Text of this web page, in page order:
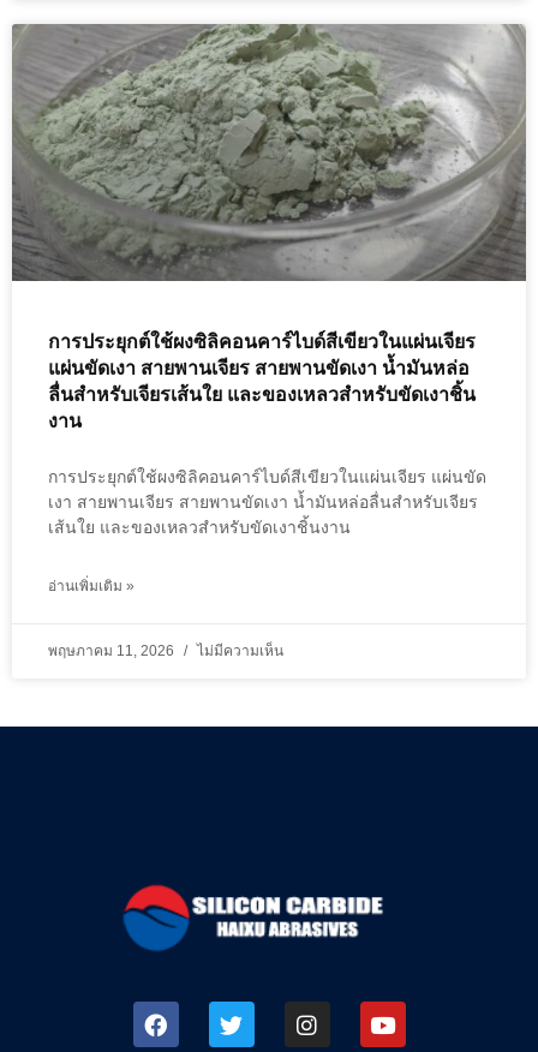
การประยุกต์ใช้ผงซิลิคอนคาร์ไบด์สีเขียวในแผ่นเจียร
แผ่นขัดเงา สายพานเจียร สายพานขัดเงา น้ำมันหล่อ
ลื่นสำหรับเจียรเส้นใย และของเหลวสำหรับขัดเงาชิ้น
งาน
การประยุกต์ใช้ผงซิลิคอนคาร์ไบด์สีเขียวในแผ่นเจียร แผ่นขัด
เงา สายพานเจียร สายพานขัดเงา น้ำมันหล่อลื่นสำหรับเจียร
เส้นใย และของเหลวสำหรับขัดเงาชิ้นงาน
อ่านเพิ่มเติม »
พฤษภาคม 11, 2026 ไม่มีความเห็น